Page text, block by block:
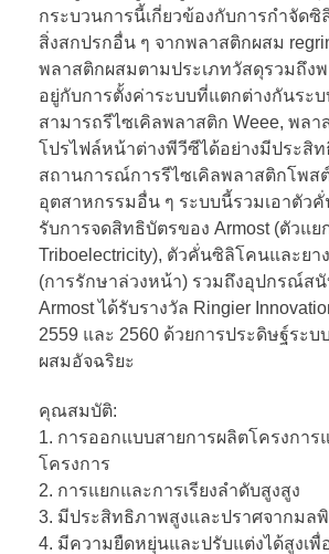
กระบวนการนี้เกี่ยวข้องกับการกำจัดซิ
สิ่งสกปรกอื่น ๆ จากพลาสติกผสม
พลาสติกผสมตามประเภทวัสดุรวมถึง
อยู่กับการตั้งค่าระบบที่แตกต่างกันระบ
สามารถรีไซเคิลพลาสติก Weee, พลา
โปรไฟล์หน้าต่างพีวีซีได้อย่างมีประสิ
สถานการณ์การรีไซเคิลพลาสติกโพส
อุตสาหกรรมอื่น ๆ ระบบนี้รวมเอาตัว
รับการจดสิทธิบัตรของ Armost (ตัวแย
Triboelectricity), ตัวคั่นซิลิโคนและยา
(การรักษาล่วงหน้า) รวมถึงอุปกรณ์ส
Armost ได้รับรางวัล Ringier
2559 และ 2560 ด้วยการประดิษฐ์ระ
ผสมอัจฉริยะ
คุณสมบัติ:
1. การออกแบบสายการผลิตโครงการ
โครงการ
2. การแยกและการเรียงลำดับสูงสูง
3. มีประสิทธิภาพสูงและปราศจากมล
4. มีความยืดหยุ่นและปรับแต่งได้สูงเพื่